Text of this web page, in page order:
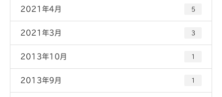
2021年4月 5
2021年3月 3
2013年10月 1
2013年9月 1